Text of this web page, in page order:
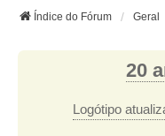
Índice do Fórum Geral
20
Logótipo